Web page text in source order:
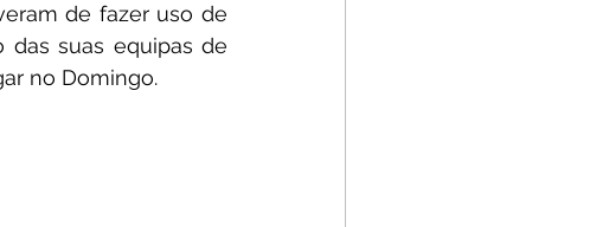
de fazer uso de
suas equipas de
no Domingo.